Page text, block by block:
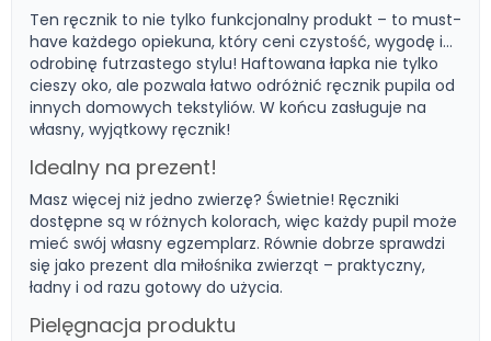
Ten ręcznik to nie tylko funkcjonalny produkt – to must-
have każdego opiekuna, który ceni czystość, wygodę i...
odrobinę futrzastego stylu! Haftowana łapka nie tylko
cieszy oko, ale pozwala łatwo odróżnić ręcznik pupila od
innych domowych tekstyliów. W końcu zasługuje na
własny, wyjątkowy ręcznik!
Idealny na prezent!
Masz więcej niż jedno zwierzę? Świetnie! Ręczniki
dostępne są w różnych kolorach, więc każdy pupil może
mieć swój własny egzemplarz. Równie dobrze sprawdzi
się jako prezent dla miłośnika zwierząt – praktyczny,
ładny i od razu gotowy do użycia.
Pielęgnacja produktu